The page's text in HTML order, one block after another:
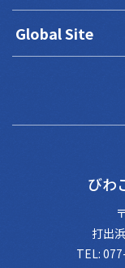
Global Site
びわ
打出
TEL: